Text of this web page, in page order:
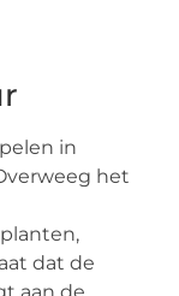
in
het
dat de